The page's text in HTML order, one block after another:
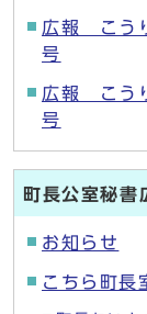
広報 こう
号
広報 こう
号
町長公室秘
お知らせ
こちら町長